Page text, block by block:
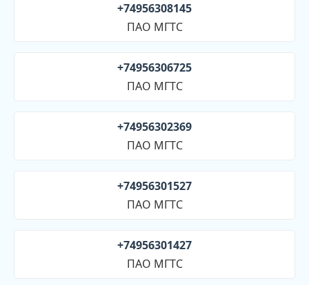
+74956308145
ПАО МГТС
+74956306725
ПАО МГТС
+74956302369
ПАО МГТС
+74956301527
ПАО МГТС
+74956301427
ПАО МГТС